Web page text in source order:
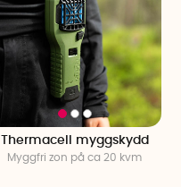
Thermacell myggskydd
Myggfri zon på ca 20 kvm